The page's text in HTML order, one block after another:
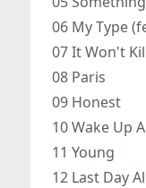
06 My Type
07 It Won't
08 Paris
09 Honest
10 Wake Up
11 Young
12 Last Day